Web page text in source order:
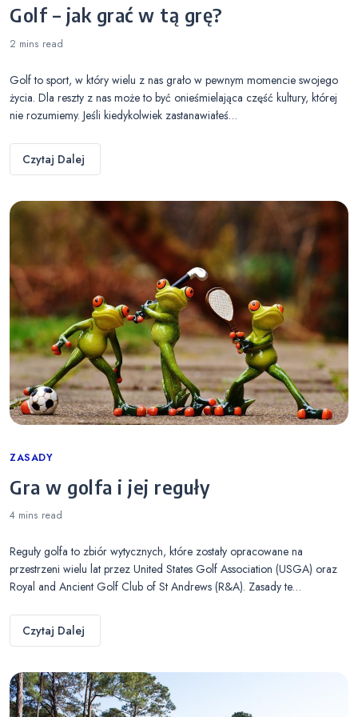
Golf – jak grać w tą grę?
2 mins read
Golf to sport, w który wielu z nas grało w pewnym momencie swojego
życia. Dla reszty z nas może to być onieśmielająca część kultury, której
nie rozumiemy. Jeśli kiedykolwiek zastanawiałeś…
Czytaj Dalej
Categories
ZASADY
Gra w golfa i jej reguły
4 mins read
Reguły golfa to zbiór wytycznych, które zostały opracowane na
przestrzeni wielu lat przez United States Golf Association (USGA) oraz
Royal and Ancient Golf Club of St Andrews (R&A). Zasady te…
Czytaj Dalej